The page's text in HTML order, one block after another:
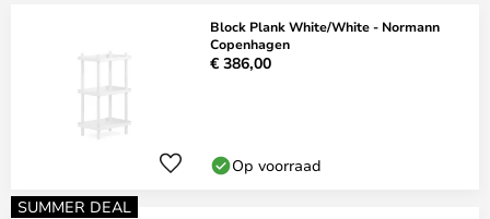
Block Plank White/White - Normann
Copenhagen
€ 386,00
Op voorraad
SUMMER DEAL